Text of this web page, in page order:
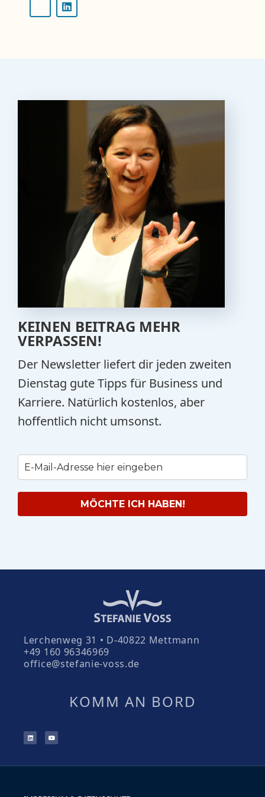
KEINEN BEITRAG MEHR
VERPASSEN!
Der Newsletter liefert dir jeden zweiten
Dienstag gute Tipps für Business und
Karriere. Natürlich kostenlos, aber
hoffentlich nicht umsonst.
MÖCHTE ICH HABEN!
Lerchenweg 31 • D-40822 Mettmann
+49 160 96346969
office@stefanie-voss.de
KOMM AN BORD